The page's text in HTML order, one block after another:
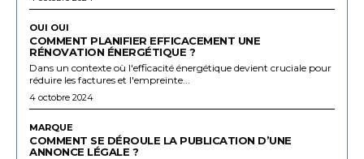
OUI OUI
COMMENT PLANIFIER EFFICACEMENT UNE
RÉNOVATION ÉNERGÉTIQUE ?
Dans un contexte où l'efficacité énergétique devient cruciale pour
réduire les factures et l'empreinte...
4 octobre 2024
MARQUE
COMMENT SE DÉROULE LA PUBLICATION D’UNE
ANNONCE LÉGALE ?